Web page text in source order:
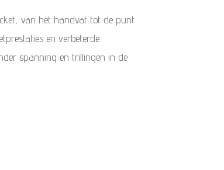
van het handvat tot de punt
en verbeterde
spanning en trillingen in de